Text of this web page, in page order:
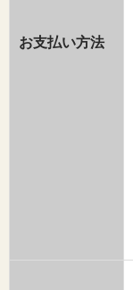
お支払い方法